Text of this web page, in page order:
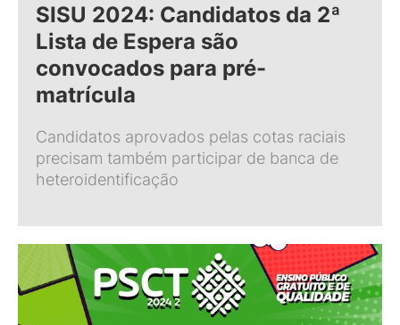
SISU 2024: Candidatos da 2ª
Lista de Espera são
convocados para pré-
matrícula
Candidatos aprovados pelas cotas raciais
precisam também participar de banca de
heteroidentificação